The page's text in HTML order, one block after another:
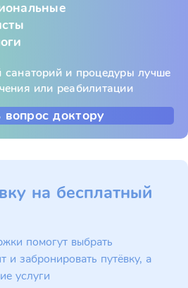
санаторий и процедуры лучше
или реабилитации
вопрос доктору
на бесплатный
помогут выбрать
и забронировать путёвку, а
услуги